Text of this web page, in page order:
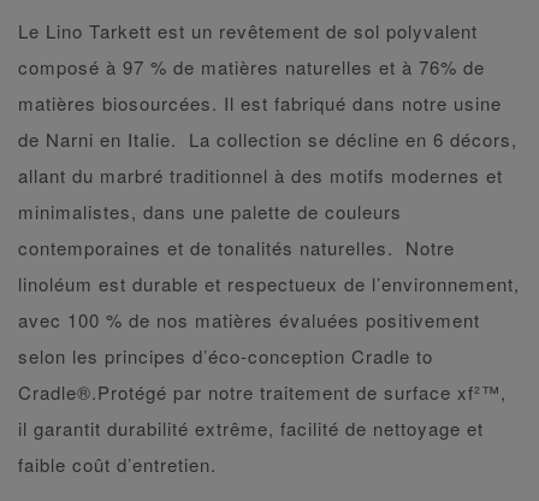
Le Lino Tarkett est un revêtement de sol polyvalent
composé à 97 % de matières naturelles et à 76% de
matières biosourcées. Il est fabriqué dans notre usine
de Narni en Italie. La collection se décline en 6 décors,
allant du marbré traditionnel à des motifs modernes et
minimalistes, dans une palette de couleurs
contemporaines et de tonalités naturelles. Notre
linoléum est durable et respectueux de l’environnement,
avec 100 % de nos matières évaluées positivement
selon les principes d’éco-conception Cradle to
Cradle®.Protégé par notre traitement de surface xf²™,
il garantit durabilité extrême, facilité de nettoyage et
faible coût d’entretien.